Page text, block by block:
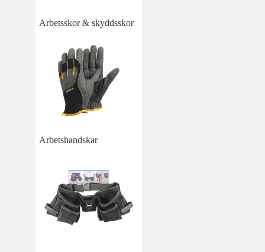
Arbetsskor & skyddsskor
Arbetshandskar